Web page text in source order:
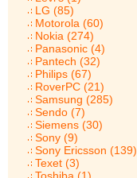
LG (85)
Motorola (60)
Nokia (274)
Panasonic (4)
Pantech (32)
Philips (67)
RoverPC (21)
Samsung (285)
Sendo (7)
Siemens (30)
Sony (9)
Sony Ericsson (139)
Texet (3)